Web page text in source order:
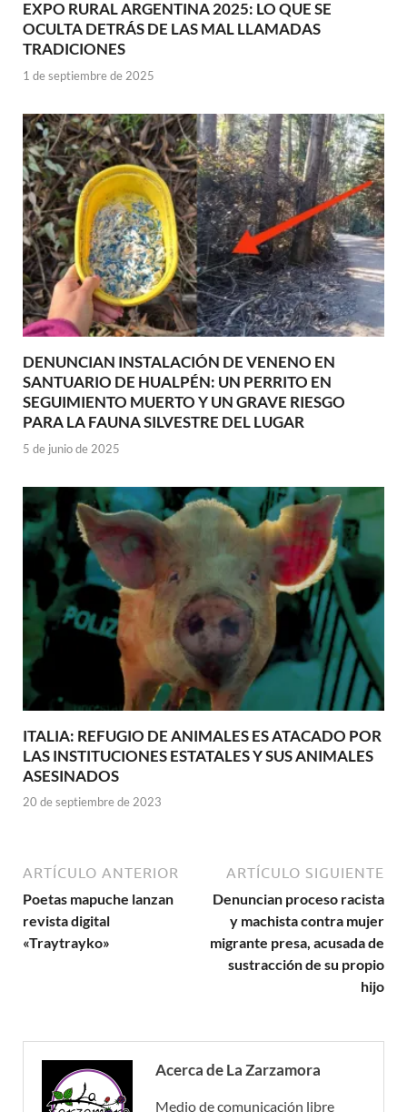
EXPO RURAL ARGENTINA 2025: LO QUE SE
OCULTA DETRÁS DE LAS MAL LLAMADAS
TRADICIONES
1 de septiembre de 2025
DENUNCIAN INSTALACIÓN DE VENENO EN
SANTUARIO DE HUALPÉN: UN PERRITO EN
SEGUIMIENTO MUERTO Y UN GRAVE RIESGO
PARA LA FAUNA SILVESTRE DEL LUGAR
5 de junio de 2025
ITALIA: REFUGIO DE ANIMALES ES ATACADO POR
LAS INSTITUCIONES ESTATALES Y SUS ANIMALES
ASESINADOS
20 de septiembre de 2023
ARTÍCULO ANTERIOR
Poetas mapuche lanzan
revista digital
«Traytrayko»
ARTÍCULO SIGUIENTE
Denuncian proceso racista
y machista contra mujer
migrante presa, acusada de
sustracción de su propio
hijo
Acerca de La Zarzamora
Medio de comunicación libre